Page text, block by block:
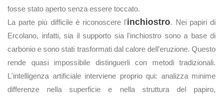
fosse stato aperto senza essere toccato.
La parte più difficile è riconoscere l'inchiostro. Nei papiri di
Ercolano, infatti, sia il supporto sia l'inchiostro sono a base di
carbonio e sono stati trasformati dal calore dell'eruzione. Questo
rende quasi impossibile distinguerli con metodi tradizionali.
L'intelligenza artificiale interviene proprio qui: analizza minime
differenze nella superficie e nella struttura del papiro,